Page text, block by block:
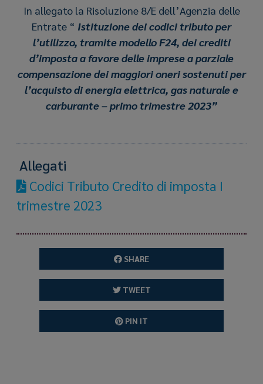
In allegato la Risoluzione 8/E dell’Agenzia delle
Entrate “ Istituzione dei codici tributo per
l’utilizzo, tramite modello F24, dei crediti
d’imposta a favore delle imprese a parziale
compensazione dei maggiori oneri sostenuti per
l’acquisto di energia elettrica, gas naturale e
carburante – primo trimestre 2023”
Allegati
Codici Tributo Credito di imposta I
trimestre 2023
SHARE
TWEET
PIN IT